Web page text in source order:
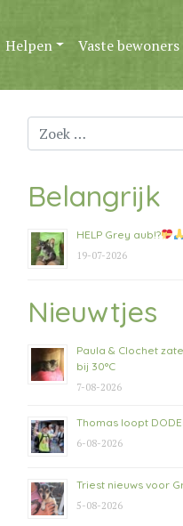
Helpen Vaste bewoners
Zoek
naar:
Belangrijk
HELP Grey aub!?
19-07-2026
Nieuwtjes
Paula & Clochet
bij 30°C
7-08-2026
Thomas loopt
6-08-2026
Triest nieuws voor
5-08-2026